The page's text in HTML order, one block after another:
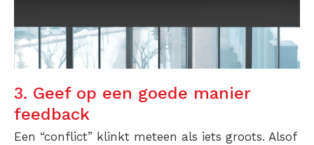
3. Geef op een goede manier
feedback
Een “conflict” klinkt meteen als iets groots. Alsof